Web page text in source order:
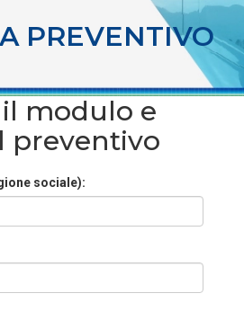
PREVENTIVO
modulo e
preventivo
sociale):